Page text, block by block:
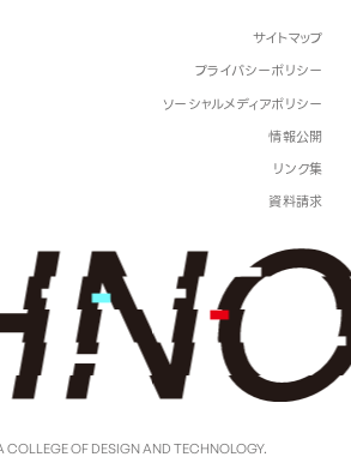
サイトマップ
プライバシーポリシー
ソーシャルメディアポリシー
情報公開
リンク集
資料請求
OF DESIGN AND TECHNOLOGY.